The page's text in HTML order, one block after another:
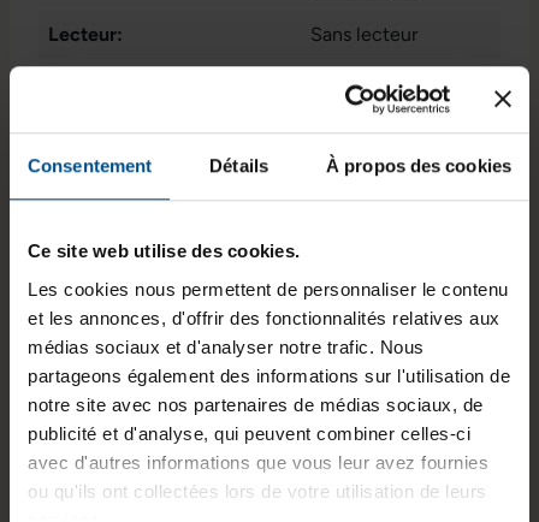
Consentement Détails À propos des cookies
Ce site web utilise des cookies.
Les cookies nous permettent de personnaliser le contenu
et les annonces, d'offrir des fonctionnalités relatives aux
médias sociaux et d'analyser notre trafic. Nous
partageons également des informations sur l'utilisation de
notre site avec nos partenaires de médias sociaux, de
publicité et d'analyse, qui peuvent combiner celles-ci
avec d'autres informations que vous leur avez fournies
ou qu'ils ont collectées lors de votre utilisation de leurs
Informations sur le produit
combo 3.5 mm
lecteur de carte SD,
3x USB 3.1 Type-C
Lecteur: Sans lecteur
Puce graphique intégrée: Intel® UHD Graphics
WiFi: Oui
Poids : 0,69 kg
Numéro du fabricant : BXNUC10I3FNHN2